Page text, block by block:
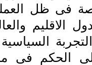
فى ظل
الاقليم
الحكم فى